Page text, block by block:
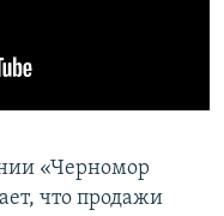
«Черномор
что продажи